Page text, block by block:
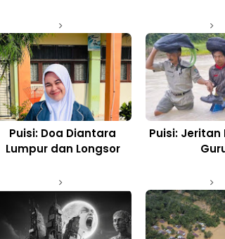
Puisi: Doa Diantara
Lumpur dan Longsor
Puisi: Jeritan